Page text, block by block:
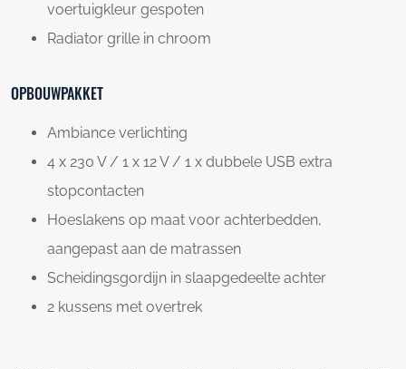
voertuigkleur gespoten
Radiator grille in chroom
OPBOUWPAKKET
Ambiance verlichting
4 x 230 V / 1 x 12 V / 1 x dubbele USB extra
stopcontacten
Hoeslakens op maat voor achterbedden,
aangepast aan de matrassen
Scheidingsgordijn in slaapgedeelte achter
2 kussens met overtrek